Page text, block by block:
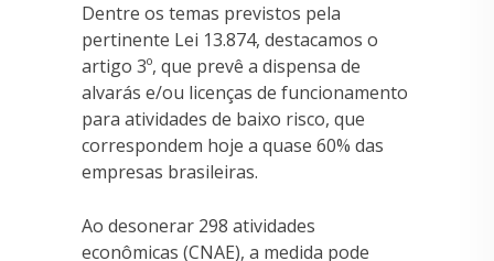
Dentre os temas previstos pela
pertinente Lei 13.874, destacamos o
artigo 3º, que prevê a dispensa de
alvarás e/ou licenças de funcionamento
para atividades de baixo risco, que
correspondem hoje a quase 60% das
empresas brasileiras.
Ao desonerar 298 atividades
econômicas (CNAE), a medida pode